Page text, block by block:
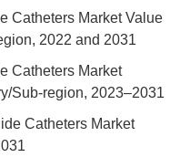
Catheters Market Value
2022 and 2031
Catheters Market
Sub-region, 2023–2031
Catheters Market